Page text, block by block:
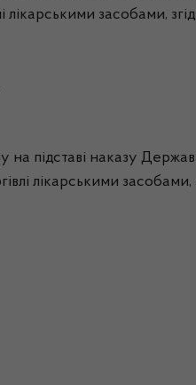
лікарськими засобами,
підставі наказу
лікарськими засобами,